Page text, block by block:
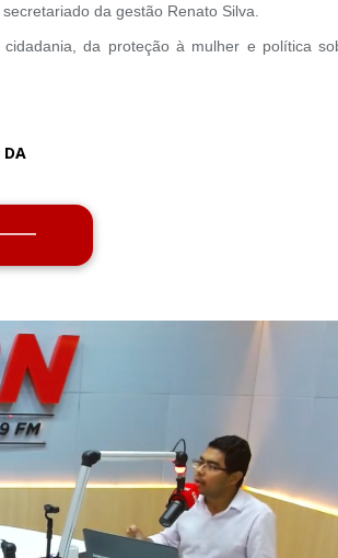
da gestão Renato Silva.
da proteção à mulher e política
DA